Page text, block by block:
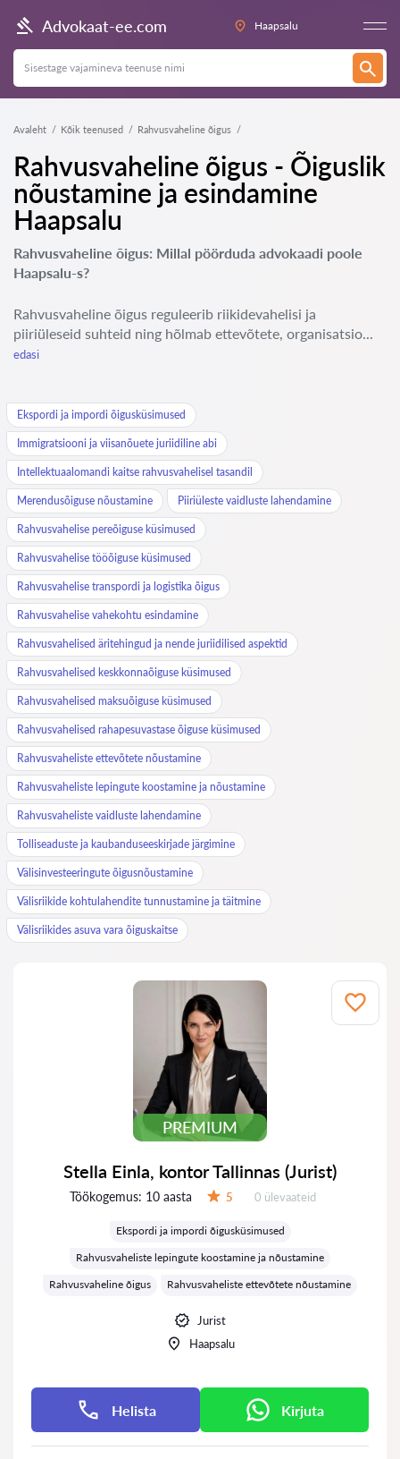
Advokaat-ee.com Haapsalu
Avaleht Kõik teenused Rahvusvaheline õigus
Rahvusvaheline õigus - Õiguslik
nõustamine ja esindamine
Haapsalu
Rahvusvaheline õigus: Millal pöörduda advokaadi poole
Haapsalu-s?
Rahvusvaheline õigus reguleerib riikidevahelisi ja
piiriüleseid suhteid ning hõlmab ettevõtete, organisatsio...
edasi
Ekspordi ja impordi õigusküsimused
Immigratsiooni ja viisanõuete juriidiline abi
Intellektuaalomandi kaitse rahvusvahelisel tasandil
Merendusõiguse nõustamine Piiriüleste vaidluste lahendamine
Rahvusvahelise pereõiguse küsimused
Rahvusvahelise tööõiguse küsimused
Rahvusvahelise transpordi ja logistika õigus
Rahvusvahelise vahekohtu esindamine
Rahvusvahelised äritehingud ja nende juriidilised aspektid
Rahvusvahelised keskkonnaõiguse küsimused
Rahvusvahelised maksuõiguse küsimused
Rahvusvahelised rahapesuvastase õiguse küsimused
Rahvusvaheliste ettevõtete nõustamine
Rahvusvaheliste lepingute koostamine ja nõustamine
Rahvusvaheliste vaidluste lahendamine
Tolliseaduste ja kaubanduseeskirjade järgimine
Välisinvesteeringute õigusnõustamine
Välisriikide kohtulahendite tunnustamine ja täitmine
Välisriikides asuva vara õiguskaitse
PREMIUM
Stella Einla, kontor Tallinnas (Jurist)
Töökogemus: 10 aasta 5 Ülevaateid:
0 ülevaateid
Ekspordi ja impordi õigusküsimused
Rahvusvaheliste lepingute koostamine ja nõustamine
Rahvusvaheline õigus
Rahvusvaheliste ettevõtete nõustamine
Jurist
Haapsalu
Helista Kirjuta